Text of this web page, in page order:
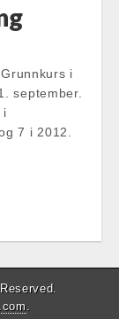
i
september.
i
7 i 2012.
.